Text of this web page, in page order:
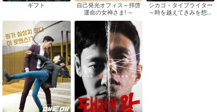
ギフト
自己発光オフィス～拝啓
運命の女神さま! ～
シカゴ・タイプライター
～時を越えてきみを想う